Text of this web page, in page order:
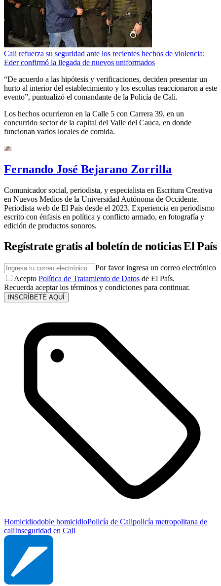
Cali refuerza su seguridad ante los recientes hechos de violencia;
Eder confirmó la llegada de nuevos uniformados
“De acuerdo a las hipótesis y verificaciones, deciden presentar un
hurto al interior del establecimiento y los escoltas reaccionaron a este
evento”, puntualizó el comandante de la Policía de Cali.
Los hechos ocurrieron en la Calle 5 con Carrera 39, en un
concurrido sector de la capital del Valle del Cauca, en donde
funcionan varios locales de comida.
Fernando José Bejarano Zorrilla
Comunicador social, periodista, y especialista en Escritura Creativa
en Nuevos Medios de la Universidad Autónoma de Occidente.
Periodista web de El País desde el 2023. Experiencia en periodismo
escrito con énfasis en política y conflicto armado, en fotografía y
edición de productos sonoros.
Regístrate gratis al boletín de noticias El País
Por favor ingresa un correo electrónico
Acepto Política de Tratamiento de Datos de El País.
Recuerda aceptar los términos y condiciones para continuar.
INSCRÍBETE AQUÍ
Homicidiodoble homicidioPolicía de Calipolicía metropolitana de
caliInseguridad en Cali